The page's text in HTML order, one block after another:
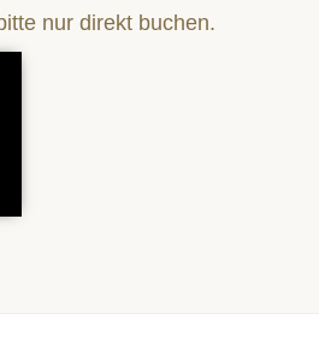
nur direkt buchen.